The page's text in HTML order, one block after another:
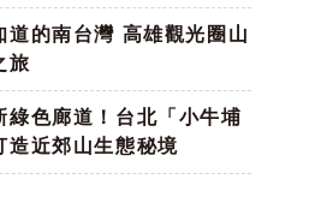
道的南台灣 高雄觀光圈山
旅
綠色廊道！台北「小牛埔
造近郊山生態秘境